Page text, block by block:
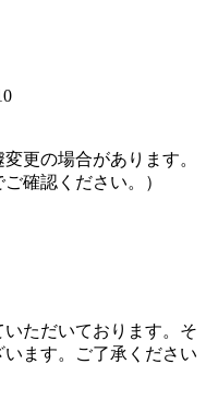
更の場合があります。
確認ください。）
いただいております。そ
ます。ご了承ください